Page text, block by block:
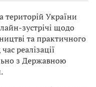
територій України
зустрічі щодо
та практичного
реалізації
з Державною